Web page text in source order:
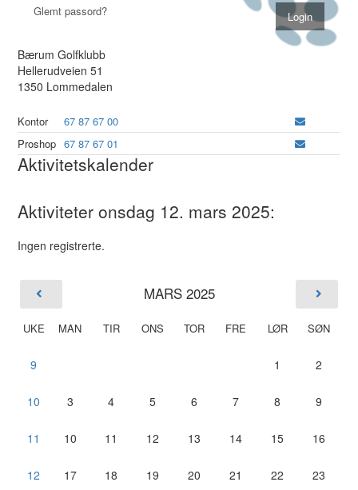
Glemt passord?
Bærum Golfklubb
Hellerudveien 51
1350 Lommedalen
Kontor
67 87 67 00
Proshop 67 87 67 01
Aktivitetskalender
Aktiviteter onsdag 12. mars 2025:
Ingen registrerte.
MARS 2025
UKE MAN TIR ONS TOR FRE LØR SØN
9 1 2
10 3 4 5 6 7 8 9
11 10 11 12 13 14 15 16
12 17 18 19 20 21 22 23